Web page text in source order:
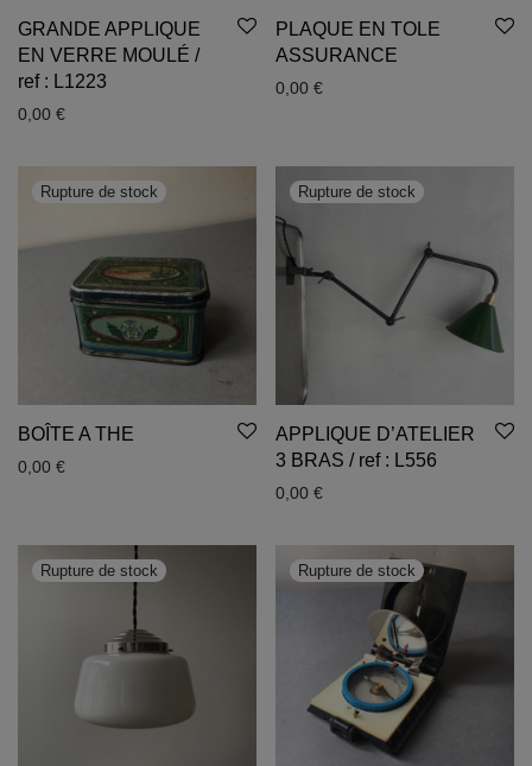
GRANDE APPLIQUE
EN VERRE MOULÉ /
ref : L1223
0,00 €
PLAQUE EN TOLE
ASSURANCE
0,00 €
BOÎTE A THE
0,00 €
APPLIQUE D’ATELIER
3 BRAS / ref : L556
0,00 €